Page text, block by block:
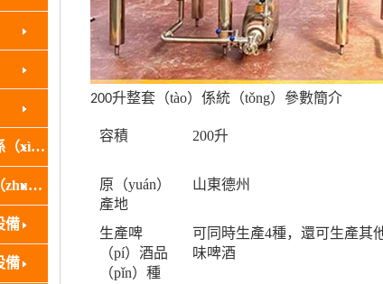
啤酒罐裝（zhuāng）係（xì）統
玻璃瓶灌（guàn）裝（zhuāng）設備（bèi）
備
備
200升整套（tào）係統（tǒng）參數簡介
容積 200升
原（yuán）
產地
山東德州
生產啤
（pí）酒品
（pǐn）種
可同時生產4種，還可生產其
味啤酒